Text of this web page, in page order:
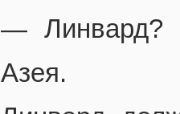
— Линвард?
Азея.